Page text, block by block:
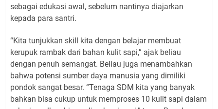
sebagai edukasi awal, sebelum nantinya diajarkan
kepada para santri.
“Kita tunjukkan skill kita dengan belajar membuat
kerupuk rambak dari bahan kulit sapi,” ajak beliau
dengan penuh semangat. Beliau juga menambahkan
bahwa potensi sumber daya manusia yang dimiliki
pondok sangat besar. “Tenaga SDM kita yang banyak
bahkan bisa cukup untuk memproses 10 kulit sapi dalam